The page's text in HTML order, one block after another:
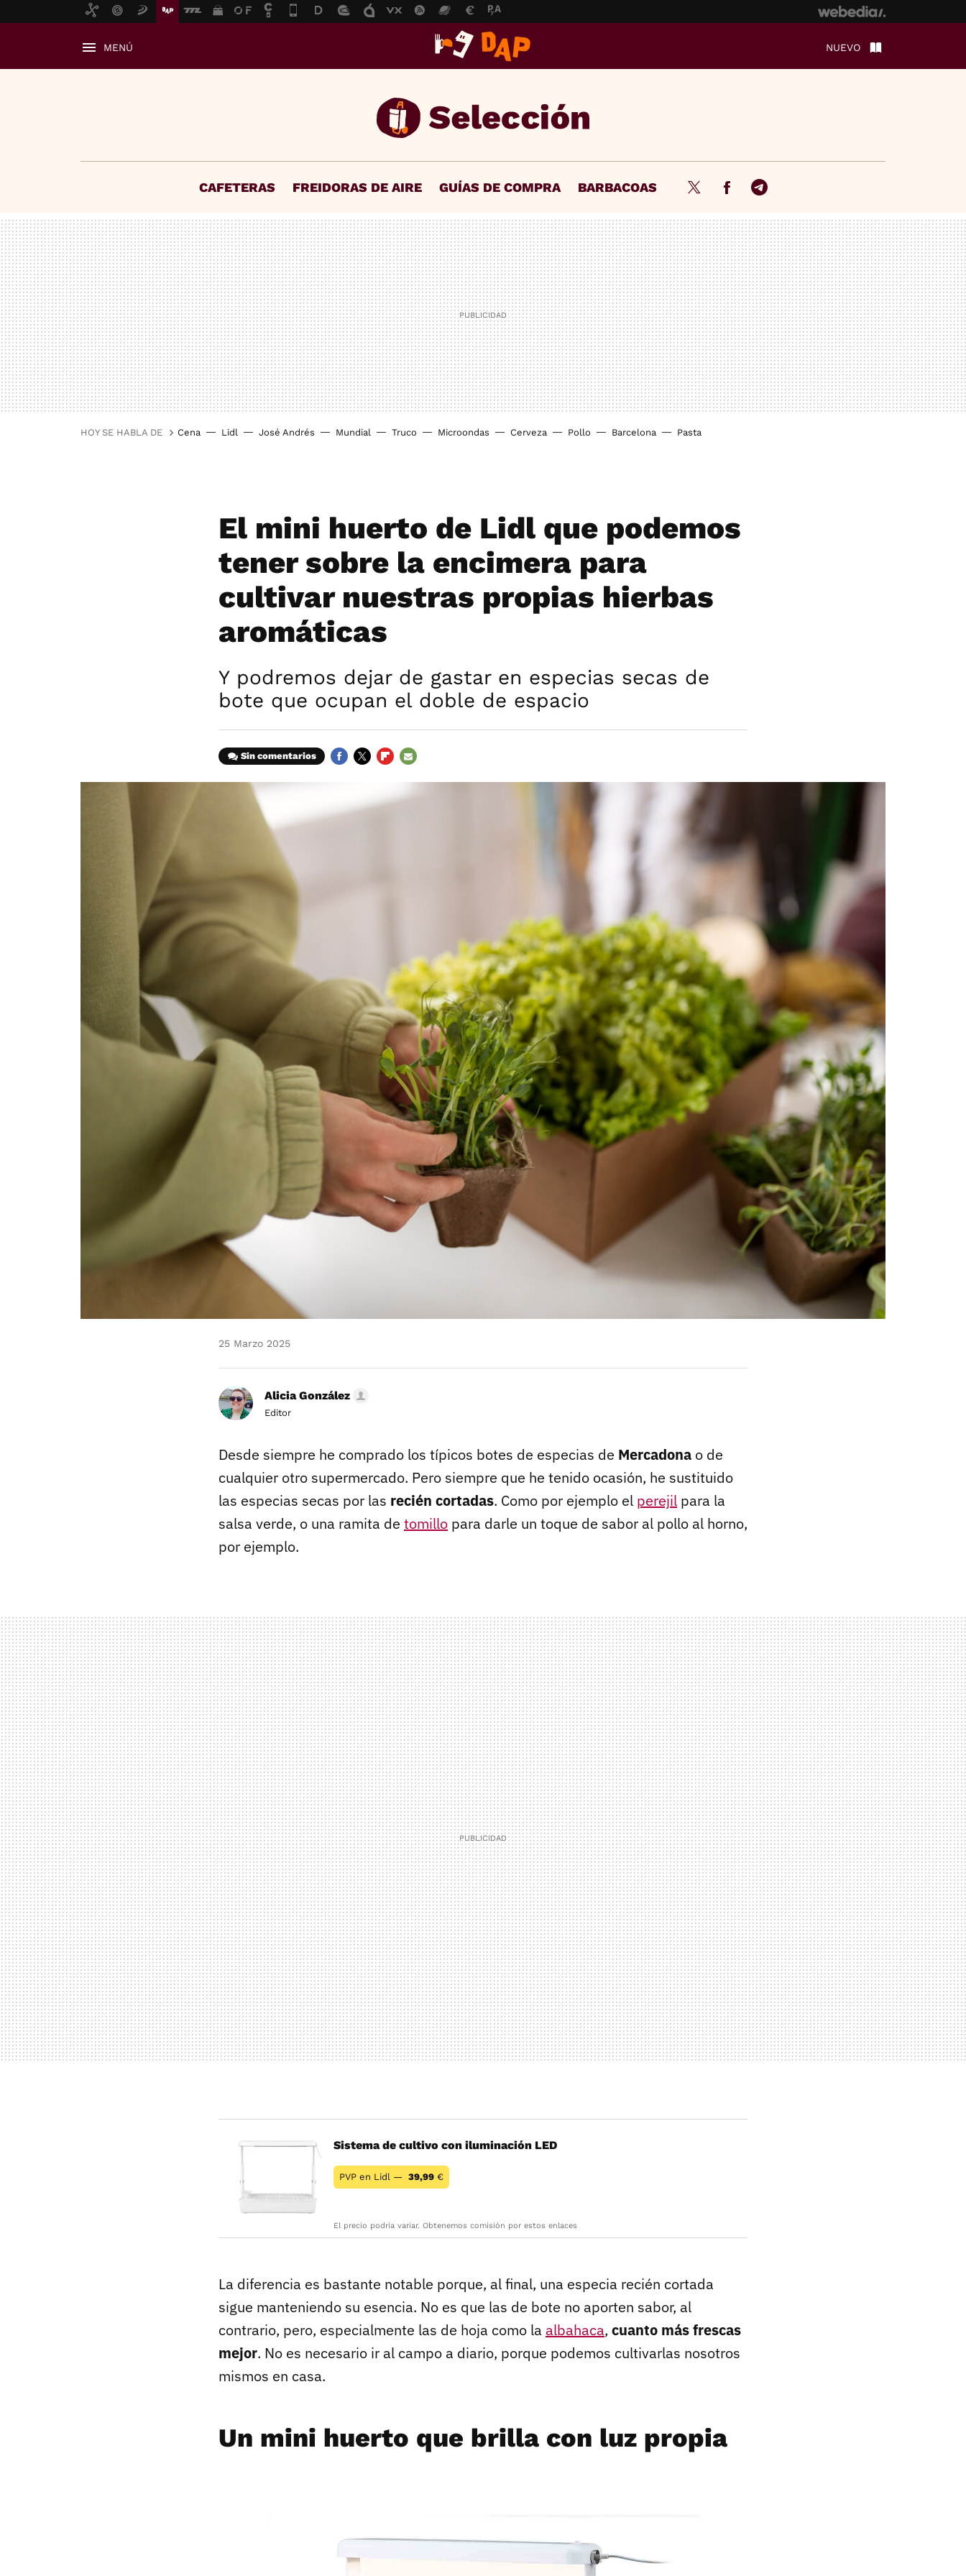
MENÚ NUEVO
CAFETERAS FREIDORAS DE AIRE GUÍAS DE COMPRA BARBACOAS Twitter FacebookTelegram
HOY SE HABLA DE Cena Lidl José Andrés Mundial Truco Microondas Cerveza Pollo Barcelona Pasta
El mini huerto de Lidl que podemos
tener sobre la encimera para
cultivar nuestras propias hierbas
aromáticas
Y podremos dejar de gastar en especias secas de
bote que ocupan el doble de espacio
Sin comentarios
25 Marzo 2025
Alicia González
Editor
Desde siempre he comprado los típicos botes de especias de Mercadona o de
cualquier otro supermercado. Pero siempre que he tenido ocasión, he sustituido
las especias secas por las recién cortadas. Como por ejemplo el perejil para la
salsa verde, o una ramita de tomillo para darle un toque de sabor al pollo al horno,
por ejemplo.
Sistema de cultivo con iluminación LED
PVP en Lidl — 39,99 €
El precio podría variar. Obtenemos comisión por estos enlaces
La diferencia es bastante notable porque, al final, una especia recién cortada
sigue manteniendo su esencia. No es que las de bote no aporten sabor, al
contrario, pero, especialmente las de hoja como la albahaca, cuanto más frescas
mejor. No es necesario ir al campo a diario, porque podemos cultivarlas nosotros
mismos en casa.
Un mini huerto que brilla con luz propia